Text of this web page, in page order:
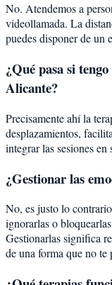
No. Atendemos a
videollamada. La
puedes disponer de un
¿Qué pasa si
Alicante?
Precisamente ahí la
desplazamientos,
integrar las sesiones
¿Gestionar las
No, es justo lo
ignorarlas o
Gestionarlas significa
de una forma que no